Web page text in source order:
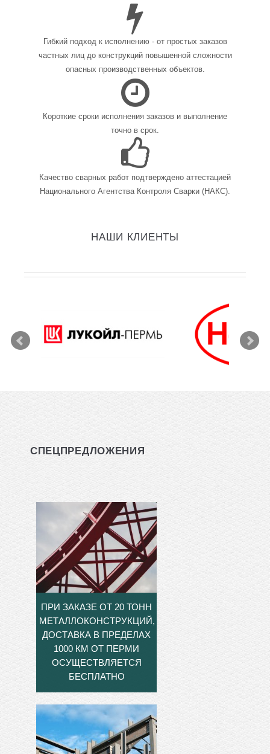
Гибкий подход к исполнению - от простых заказов
частных лиц до конструкций повышенной сложности
опасных производственных объектов.
Короткие сроки исполнения заказов и выполнение
точно в срок.
Качество сварных работ подтверждено аттестацией
Национального Агентства Контроля Сварки (НАКС).
НАШИ КЛИЕНТЫ
СПЕЦПРЕДЛОЖЕНИЯ
ПРИ ЗАКАЗЕ ОТ 20 ТОНН
МЕТАЛЛОКОНСТРУКЦИЙ,
ДОСТАВКА В ПРЕДЕЛАХ
1000 КМ ОТ ПЕРМИ
ОСУЩЕСТВЛЯЕТСЯ
БЕСПЛАТНО